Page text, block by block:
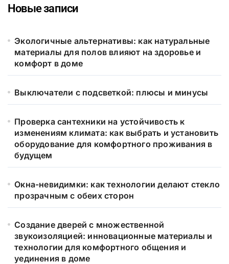
Новые записи
Экологичные альтернативы: как натуральные
материалы для полов влияют на здоровье и
комфорт в доме
Выключатели с подсветкой: плюсы и минусы
Проверка сантехники на устойчивость к
изменениям климата: как выбрать и установить
оборудование для комфортного проживания в
будущем
Окна-невидимки: как технологии делают стекло
прозрачным с обеих сторон
Создание дверей с множественной
звукоизоляцией: инновационные материалы и
технологии для комфортного общения и
уединения в доме